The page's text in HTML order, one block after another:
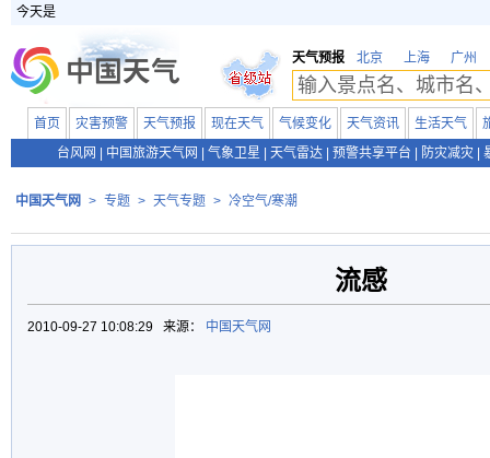
今天是
天气预报 北京 上海 广州
首页 灾害预警 天气预报 现在天气 气候变化 天气资讯 生活天气
台风网
中国旅游天气网 气象卫星 天气雷达 预警共享平台 防灾减灾
中国天气网 > 专题 > 天气专题 > 冷空气/寒潮
流感
2010-09-27 10:08:29 来源： 中国天气网